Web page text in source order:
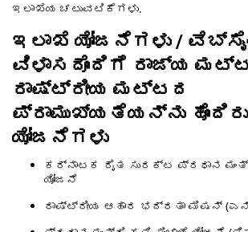
ಇಲಾಖೆಯ ಚಟುವಟಿಕೆಗಳು.
ಇಲಾಖೆ ಯೋಜನೆಗಳು /
ವಿಳಾಸದೊಂದಿಗೆ ರಾಜ್ಯ
ರಾಷ್ಟ್ರೀಯ ಮಟ್ಟದ
ಪ್ರಾಮುಖ್ಯತೆಯನ್ನು
ಯೋಜನೆಗಳು
ಕರ್ನಾಟಕ ರೈತ ಸುರಕ್ಟ ಪ್ರಧಾನ
ಯೋಜನೆ
ರಾಷ್ಟ್ರೀಯ ಆಹಾರ ಭದ್ರತಾ ಮಿಷನ್